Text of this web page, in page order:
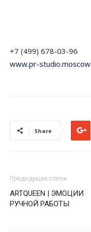
+7 (499) 678-03-96
www.pr-studio.moscow
Share
Предыдущая статья
ARTQUEEN | ЭМОЦИИ
РУЧНОЙ РАБОТЫ